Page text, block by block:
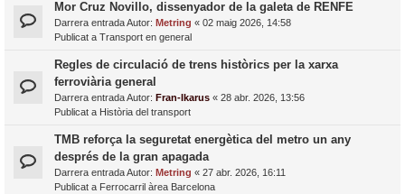
Mor Cruz Novillo, dissenyador de la galeta de RENFE
Darrera entrada Autor: Metring « 02 maig 2026, 14:58
Publicat a Transport en general
Regles de circulació de trens històrics per la xarxa
ferroviària general
Darrera entrada Autor: Fran-Ikarus « 28 abr. 2026, 13:56
Publicat a Història del transport
TMB reforça la seguretat energètica del metro un any
després de la gran apagada
Darrera entrada Autor: Metring « 27 abr. 2026, 16:11
Publicat a Ferrocarril àrea Barcelona